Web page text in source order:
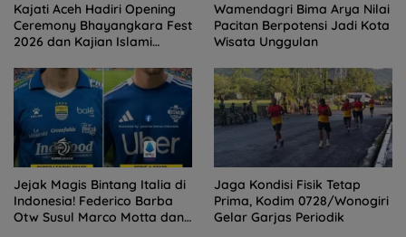
Kajati Aceh Hadiri Opening
Ceremony Bhayangkara Fest
2026 dan Kajian Islami
Adi Hidayat
Wamendagri Bima Arya Nilai
Pacitan Berpotensi Jadi Kota
Wisata Unggulan
Jejak Magis Bintang Italia di
Indonesia! Federico Barba
Otw Susul Marco Motta dan
Jaga Kondisi Fisik Tetap
Prima, Kodim 0728/Wonogiri
Gelar Garjas Periodik